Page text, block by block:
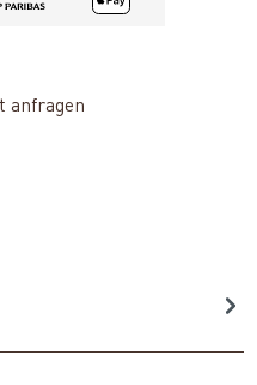
anfragen